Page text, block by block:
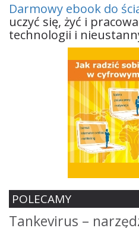
Darmowy ebook do
uczyć się, żyć i
technologii i
POLECAMY
Tankevirus –